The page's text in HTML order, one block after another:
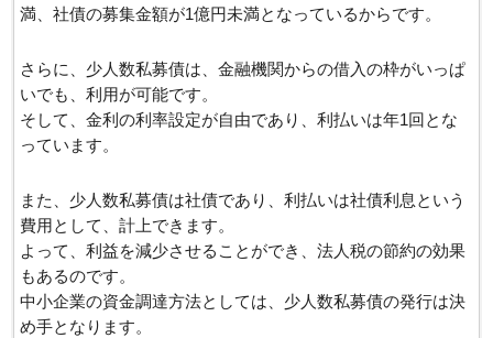
満、社債の募集金額が1億円未満となっているからです。
さらに、少人数私募債は、金融機関からの借入の枠がいっぱ
いでも、利用が可能です。
そして、金利の利率設定が自由であり、利払いは年1回とな
っています。
また、少人数私募債は社債であり、利払いは社債利息という
費用として、計上できます。
よって、利益を減少させることができ、法人税の節約の効果
もあるのです。
中小企業の資金調達方法としては、少人数私募債の発行は決
め手となります。